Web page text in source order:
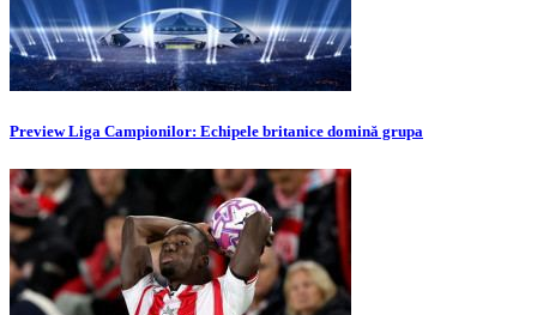
Preview Liga Campionilor: Echipele britanice domină grupa